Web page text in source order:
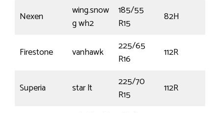
Nexen
wing.snow
g wh2
185/55
R15
82H
Firestone vanhawk
225/65
R16
112R
Superia star lt
225/70
R15
112R